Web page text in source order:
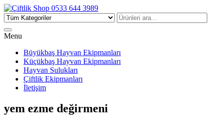
Çiftlik Shop 0533 644 3989
Menu
Büyükbaş Hayvan Ekipmanları
Küçükbaş Hayvan Ekipmanları
Hayvan Sulukları
Çiftlik Ekipmanları
İletişim
yem ezme değirmeni